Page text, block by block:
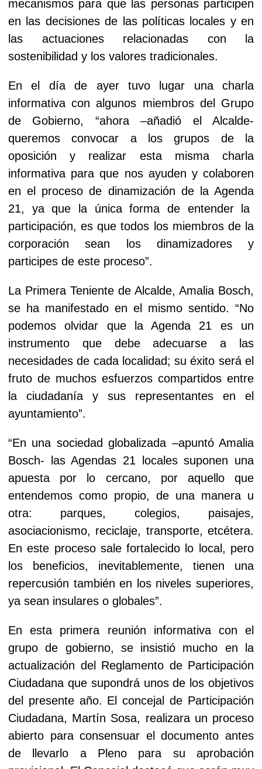
mecanismos para que las personas participen
en las decisiones de las políticas locales y en
las actuaciones relacionadas con la
sostenibilidad y los valores tradicionales.
En el día de ayer tuvo lugar una charla
informativa con algunos miembros del Grupo
de Gobierno, “ahora –añadió el Alcalde-
queremos convocar a los grupos de la
oposición y realizar esta misma charla
informativa para que nos ayuden y colaboren
en el proceso de dinamización de
la Agenda
21, ya que la única forma de entender la
participación, es que todos los miembros de la
corporación sean los dinamizadores y
participes de este proceso”.
La Primera Teniente de Alcalde, Amalia Bosch,
se ha manifestado en el mismo sentido. “No
podemos olvidar que
la Agenda 21 es un
instrumento que debe adecuarse a las
necesidades de cada localidad; su éxito será el
fruto de muchos esfuerzos compartidos entre
la ciudadanía y sus representantes en el
ayuntamiento”.
“En una sociedad globalizada –apuntó Amalia
Bosch- las Agendas 21 localessuponen una
apuesta por lo cercano, por aquello que
entendemos como propio, de una manera u
otra: parques, colegios, paisajes,
asociacionismo, reciclaje, transporte, etcétera.
En este proceso sale fortalecido lo local, pero
los beneficios, inevitablemente, tienen una
repercusión también en los niveles superiores,
ya sean insulares o globales”.
En esta primera reunión informativa con el
grupo de gobierno, se insistió mucho en la
actualización del Reglamento de Participación
Ciudadana que supondrá unos de los objetivos
del presente año. El concejal de Participación
Ciudadana, Martín Sosa, realizara un proceso
abierto para consensuar el documento antes
de llevarlo a Pleno para su aprobación